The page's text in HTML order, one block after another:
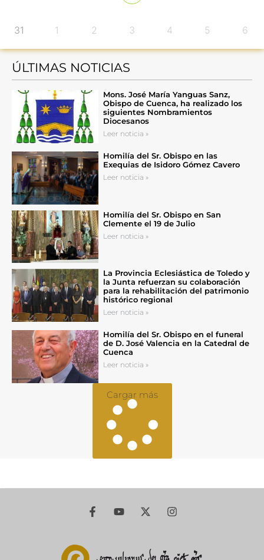
31 1 2 3 4 5 6
ÚLTIMAS NOTICIAS
Mons. José María Yanguas Sanz,
Obispo de Cuenca, ha realizado los
siguientes Nombramientos
Diocesanos
Leer noticia »
Homilía del Sr. Obispo en las
Exequias de Isidoro Gómez Cavero
Leer noticia »
Homilía del Sr. Obispo en San
Clemente el 19 de Julio
Leer noticia »
La Provincia Eclesiástica de Toledo y
la Junta refuerzan su colaboración
para la rehabilitación del patrimonio
histórico regional
Leer noticia »
Homilía del Sr. Obispo en el funeral
de D. José Valencia en la Catedral de
Cuenca
Leer noticia »
Cargar más